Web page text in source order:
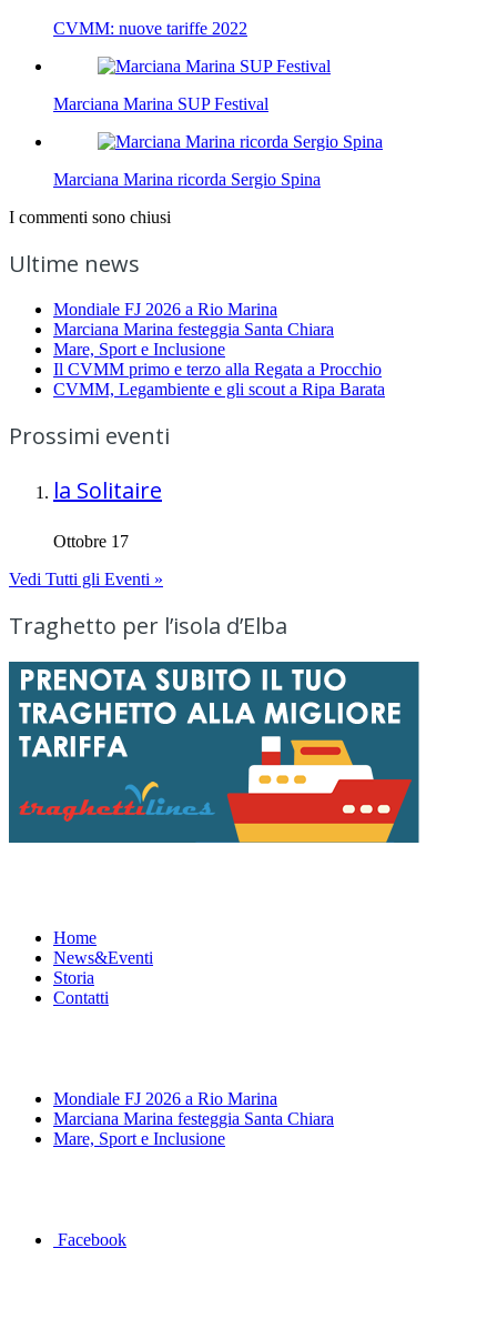
CVMM: nuove tariffe 2022
Marciana Marina SUP Festival
Marciana Marina ricorda Sergio Spina
I commenti sono chiusi
Ultime news
Mondiale FJ 2026 a Rio Marina
Marciana Marina festeggia Santa Chiara
Mare, Sport e Inclusione
Il CVMM primo e terzo alla Regata a Procchio
CVMM, Legambiente e gli scout a Ripa Barata
Prossimi eventi
la Solitaire
Ottobre 17
Vedi Tutti gli Eventi »
Traghetto per l’isola d’Elba
Home
News&Eventi
Storia
Contatti
Mondiale FJ 2026 a Rio Marina
Marciana Marina festeggia Santa Chiara
Mare, Sport e Inclusione
Facebook